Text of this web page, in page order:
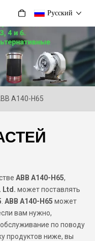
Pусский
A140-H65
ABB A140-H65,
Ltd. может поставлять
ABB A140-H65 может
вам нужно,
по поводу
продуктов ниже, вы